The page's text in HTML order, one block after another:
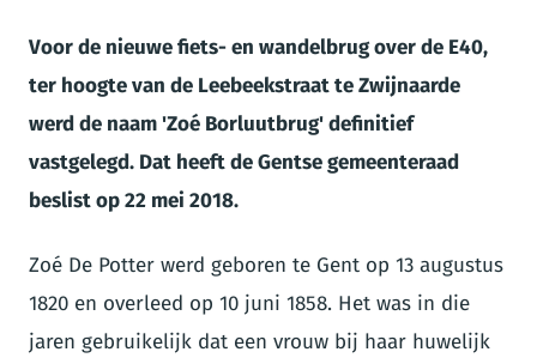
Voor de nieuwe fiets- en wandelbrug over de E40,
ter hoogte van de Leebeekstraat te Zwijnaarde
werd de naam 'Zoé Borluutbrug' definitief
vastgelegd. Dat heeft de Gentse gemeenteraad
beslist op 22 mei 2018.
Zoé De Potter werd geboren te Gent op 13 augustus
1820 en overleed op 10 juni 1858. Het was in die
jaren gebruikelijk dat een vrouw bij haar huwelijk